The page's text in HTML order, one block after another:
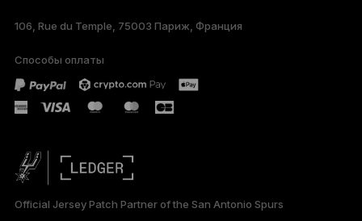
PORTUGUÊS
ESPAÑOL
简体中文
한국어
106, Rue du Temple, 75003 Париж, Франция
Способы оплаты
Official Jersey Patch Partner of the San Antonio Spurs